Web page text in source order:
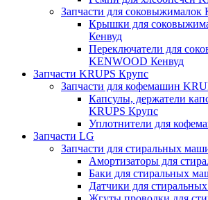
Запчасти для
Крышки для
Кенвуд
Переключатели для
KENWOOD Кенвуд
Запчасти KRUPS Крупс
Запчасти для кофемашин
Капсулы, держатели
KRUPS Крупс
Уплотнители для
Запчасти LG
Запчасти для стиральных
Амортизаторы для
Баки для стиральных
Датчики для